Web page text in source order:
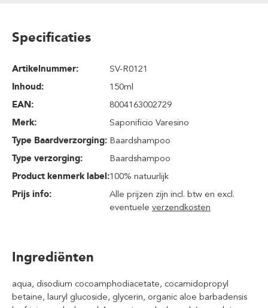
Specificaties
Artikelnummer:
SV-R0121
Inhoud:
150ml
EAN:
8004163002729
Merk:
Saponificio Varesino
Type Baardverzorging: Baardshampoo
Type verzorging:
Baardshampoo
Product kenmerk label:100% natuurlijk
Prijs info:
Alle prijzen zijn incl. btw en excl.
eventueleverzendkosten
Ingrediënten
aqua, disodium cocoamphodiacetate, cocamidopropyl
betaine, lauryl glucoside, glycerin, organic aloe barbadensis